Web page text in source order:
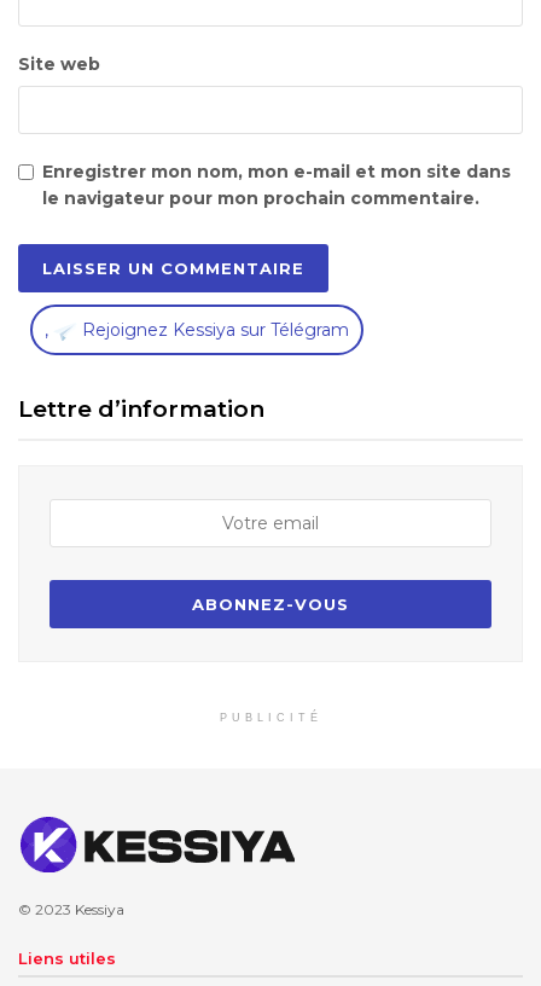
Site web
Enregistrer mon nom, mon e-mail et mon site dans
le navigateur pour mon prochain commentaire.
, Rejoignez Kessiya sur Télégram
Lettre d’information
PUBLICITÉ
© 2023 Kessiya
Liens utiles